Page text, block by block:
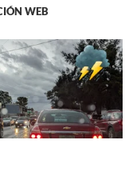
WEB